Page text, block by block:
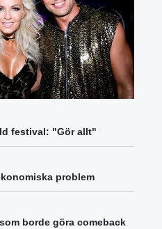
festival: "Gör allt"
problem
borde göra comeback